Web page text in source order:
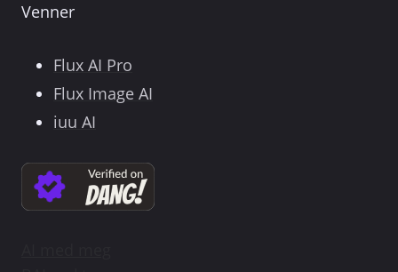
Venner
Flux AI Pro
Flux Image AI
iuu AI